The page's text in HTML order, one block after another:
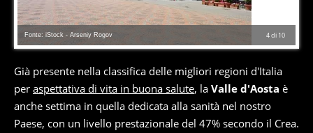
4di 10
Fonte: iStock - Arseniy Rogov
Già presente nella classifica delle migliori regioni d'Italia
per aspettativa di vita in buona salute, la Valle d'Aosta è
anche settima in quella dedicata alla sanità nel nostro
Paese, con un livello prestazionale del 47% secondo il Crea.